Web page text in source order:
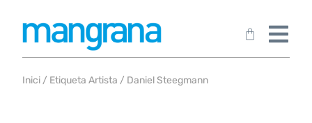
Inici / Etiqueta Artista / Daniel Steegmann